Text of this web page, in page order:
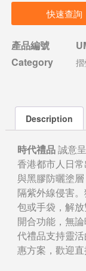
快速查詢
產品編號
Category
Description
時代禮品誠意
香港都市人日
與黑膠防曬塗
隔紫外線侵害
包或手袋，解
開合功能，無
代禮品支持靈
惠方案，歡迎直